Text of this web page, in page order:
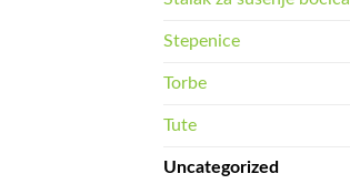
Stepenice
Torbe
Tute
Uncategorized